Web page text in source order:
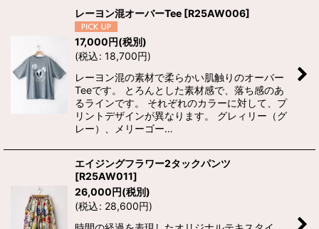
レーヨン混オーバーTee [R25AW006]
17,000円(税別)
(税込: 18,700円)
レーヨン混の素材で柔らかい肌触りのオーバー
Teeです。 とろんとした素材感で、落ち感のあ
るラインです。 それぞれのカラーに対して、プ
リントデザインが異なります。 グレィリー（グ
レー）、メリーゴー…
エイジングフラワー2タックパンツ
[R25AW011]
26,000円(税別)
(税込: 28,600円)